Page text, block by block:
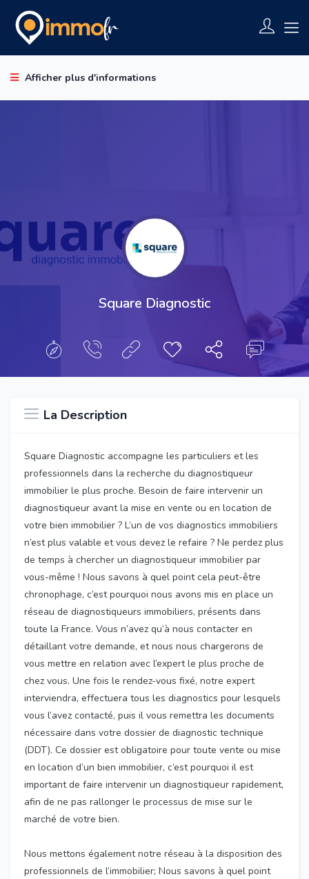
Afficher plus d'informations
Square Diagnostic
La Description
Square Diagnostic accompagne les particuliers et les
professionnels dans la recherche du diagnostiqueur
immobilier le plus proche. Besoin de faire intervenir un
diagnostiqueur avant la mise en vente ou en location de
votre bien immobilier ? L’un de vos diagnostics immobiliers
n’est plus valable et vous devez le refaire ? Ne perdez plus
de temps à chercher un diagnostiqueur immobilier par
vous-même ! Nous savons à quel point cela peut-être
chronophage, c’est pourquoi nous avons mis en place un
réseau de diagnostiqueurs immobiliers, présents dans
toute la France. Vous n’avez qu’à nous contacter en
détaillant votre demande, et nous nous chargerons de
vous mettre en relation avec l’expert le plus proche de
chez vous. Une fois le rendez-vous fixé, notre expert
interviendra, effectuera tous les diagnostics pour lesquels
vous l’avez contacté, puis il vous remettra les documents
nécessaire dans votre dossier de diagnostic technique
(DDT). Ce dossier est obligatoire pour toute vente ou mise
en location d’un bien immobilier, c’est pourquoi il est
important de faire intervenir un diagnostiqueur rapidement,
afin de ne pas rallonger le processus de mise sur le
marché de votre bien.
Nous mettons également notre réseau à la disposition des
professionnels de l’immobilier; Nous savons à quel point